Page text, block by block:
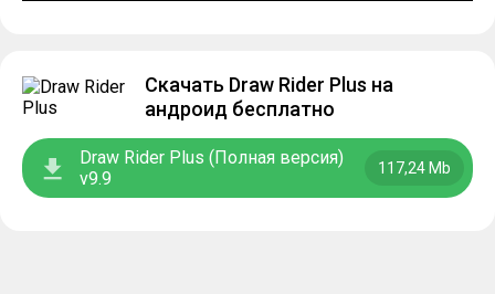
Скачать Draw Rider Plus на
андроид бесплатно
Draw Rider Plus (Полная версия)
v9.9
117,24 Mb